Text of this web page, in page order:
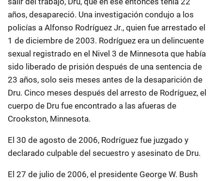
años, desapareció. Una investigación condujo a los
policías a Alfonso Rodríguez Jr., quien fue arrestado el
1 de diciembre de 2003. Rodríguez era un delincuente
sexual registrado en el Nivel 3 de Minnesota que había
sido liberado de prisión después de una sentencia de
23 años, solo seis meses antes de la desaparición de
Dru. Cinco meses después del arresto de Rodríguez, el
cuerpo de Dru fue encontrado a las afueras de
Crookston, Minnesota.
El 30 de agosto de 2006, Rodríguez fue juzgado y
declarado culpable del secuestro y asesinato de Dru.
El 27 de julio de 2006, el presidente George W. Bush